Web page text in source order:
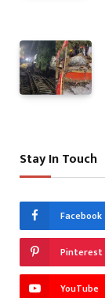
Stay In Touch
Facebook
Pinterest
YouTube